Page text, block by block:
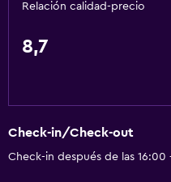
Relación calidad-precio
8,7
Check-in/Check-out
Check-in después de las